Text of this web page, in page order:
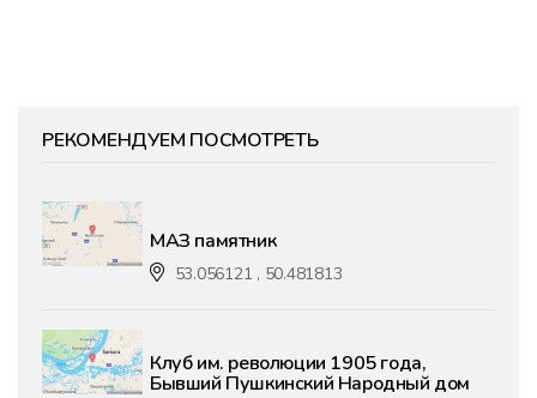
РЕКОМЕНДУЕМ ПОСМОТРЕТЬ
МАЗ памятник
53.056121 , 50.481813
Клуб им. революции 1905 года,
Бывший Пушкинский Народный дом